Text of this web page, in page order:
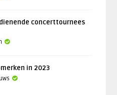
concerttournees
in 2023